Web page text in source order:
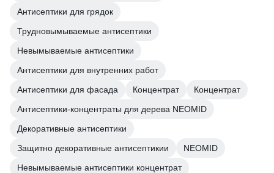
Антисептики для грядок
Трудновымываемые антисептики
Невымываемые антисептики
Антисептики для внутренних работ
Антисептики для фасада
Концентрат
Концентрат
Антисептики-концентраты для дерева NEOMID
Декоративные антисептики
Защитно декоративные антисептикии
NEOMID
Невымываемые антисептики концентрат